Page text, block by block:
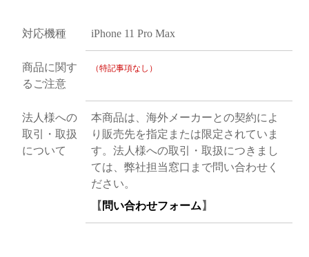
対応機種 iPhone 11 Pro Max
商品に関す
るご注意
（特記事項なし）
法人様への
取引・取扱
について
本商品は、海外メーカーとの契約によ
り販売先を指定または限定されていま
す。法人様への取引・取扱につきまし
ては、弊社担当窓口まで問い合わせく
ださい。
【 問い合わせフォーム 】